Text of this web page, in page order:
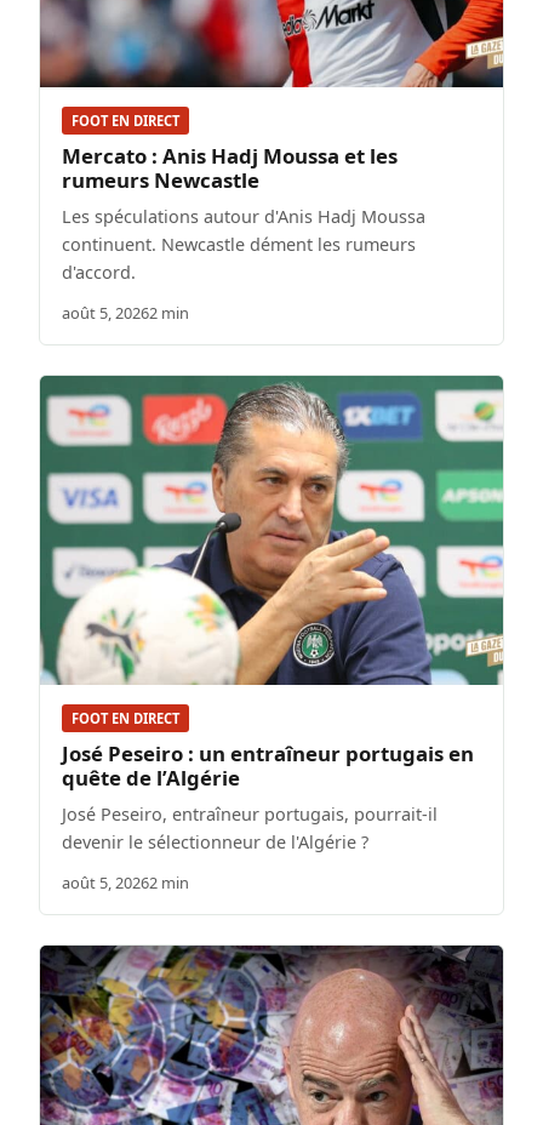
FOOT EN DIRECT
Mercato : Anis Hadj Moussa et les
rumeurs Newcastle
Les spéculations autour d'Anis Hadj Moussa
continuent. Newcastle dément les rumeurs
d'accord.
août 5, 20262 min
FOOT EN DIRECT
José Peseiro : un entraîneur portugais en
quête de l’Algérie
José Peseiro, entraîneur portugais, pourrait-il
devenir le sélectionneur de l'Algérie ?
août 5, 20262 min